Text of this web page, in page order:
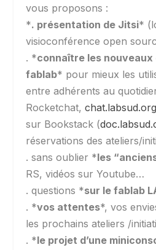
vous proposons :
*. présentation de Jitsi*
visioconférence open
. *connaître les
fablab* pour mieux les
entre adhérents au
Rocketchat,chat.labsud.org
sur Bookstack (
réservations des ateliers/
. sans oublier *les
RS, vidéos sur Youtube…
. questions *sur le fablab
. *vos attentes*, vos
les prochains ateliers /
. *le projet d’une